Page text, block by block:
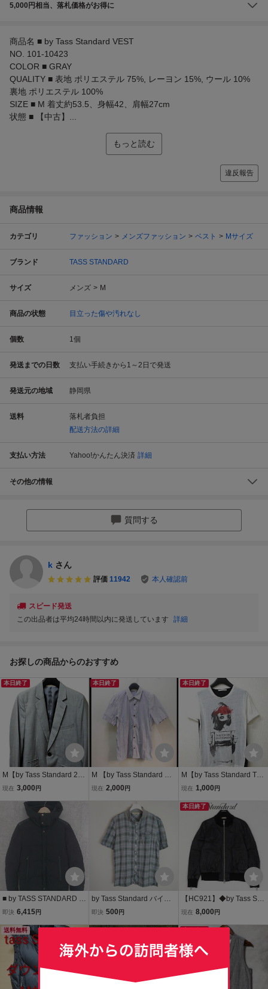
5,000円相当、落札価格がお得に
商品名 ■ by Tass Standard VEST
NO. 101-10423
COLOR ■ GRAY
QUALITY ■ 表地 ポリエステル 75%, レーヨン 15%, ウール 10%
裏地 ポリエステル 100%
SIZE ■ M 着丈約53.5、身幅42、肩幅27cm
状態 ■ 【中古】...
もっと読む
違反報告
商品情報
カテゴリ ファッション メンズファッション ベスト Mサイズ
ブランド TASS STANDARD
サイズ メンズ M
商品の状態 目立った傷や汚れなし
個数 1個
発送までの日数 支払い手続きから1～2日で発送
発送元の地域 静岡県
送料
落札者負担
配送方法の詳細
支払い方法 Yahoo!かんたん決済 詳細
その他の情報
質問する
k さん
評価 11942 本人確認前
スピード発送
この出品者は平均24時間以内に発送しています
詳細
お探しの商品からのおすすめ
本日終了
M【by Tass Standard 2B
JACKET 101-10422 Gray
ード テーラードジャケッ
ト グレー】
現在 3,000 円
本日終了
M 【by Tass Standard バ
イタススタンダード スト
現在 2,000 円
本日終了
M【by Tass Standard Tシ
ャツ バイ タス スタンダー
0】
現在 1,000 円
■ by TASS STANDARD バ
イタススタンダード 長袖
M ブラック メンズ
即決 6,415円
by Tass Standard バイタ
ススタンダード 半袖シャ
即決 500 円
本日終了
【HC921】◆by Tass Sta
ndard バイ タススタンダ
ルボーパッチ Wジップ ブ
ルゾン ジャケット 黒 ブラ
ック M
現在 8,000 円
送料無料